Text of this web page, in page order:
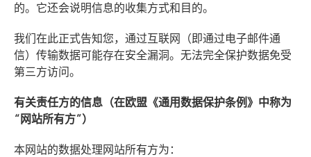
的。它还会说明信息的收集方式和目的。
我们在此正式告知您，通过互联网（即通过电子邮件通
信）传输数据可能存在安全漏洞。无法完全保护数据免受
第三方访问。
有关责任方的信息（在欧盟《通用数据保护条例》中称为
“网站所有方”）
本网站的数据处理网站所有方为：